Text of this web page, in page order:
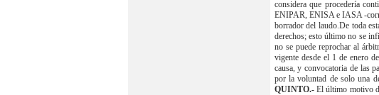
considera que procedería
ENIPAR, ENISA e IASA -
borrador del laudo.De toda
derechos; esto último no se
no se puede reprochar al
vigente desde el 1 de enero
causa, y convocatoria de las
por la voluntad de solo una
QUINTO.-El último motivo de anulación del Laudo arbitral ha sido ser contrario al "orden público, artículo 41.1.f) de la Ley de Arbitraje. La resolución de esta causa exige precisar qué se ha de entender por "orden público" a estos efectos atendiendo a la jurisprudencia del Tribunal Constitucional y Tribunal Supremo, que si bien en líneas generales fue dictada en relación con el artículo 45 de la Ley de Arbitraje de 1988, es aplicable a la causa contenida en el artículo 41.1f) de la vigente, al ser la misma. El Tribunal Constitucional en Auto de 18 de julio de 1994 confirmó desde la perspectiva constitucional que la Ley de 1988 aseguraba en todo caso la fiscalización judicial de los laudos arbitrales: "Así, en el art. 45 se contemplan las causas de anulación judicial de un Laudo, las cuales, en atención a la naturaleza propia del instituto del arbitraje, necesariamente deben limitarse a los supuestos de contravención grave del propio contrato de arbitraje (aps 1º a 4º art. 45) o de las garantías esenciales de procedimiento que a todos asegura el art. 24 CE, sin extenderse a los supuestos de infracción del Derecho material aplicable al caso, y ello porque, de lo contrario, la finalidad última del arbitraje, que no es otra que la de alcanzar la pronta solución extrajudicial de un conflicto, se vería inevitablemente desnaturalizada ante la eventualidad de que la decisión arbitral pudiera ser objeto de revisión en cuanto al fondo. En definitiva, versando el arbitraje en todo caso sobre materias informadas por el principio dispositivo y teniendo por norte la resolución extrajudicial de conflictos de intereses, libremente acordada, las exigencias derivadas del art. 24 CE se satisfacen